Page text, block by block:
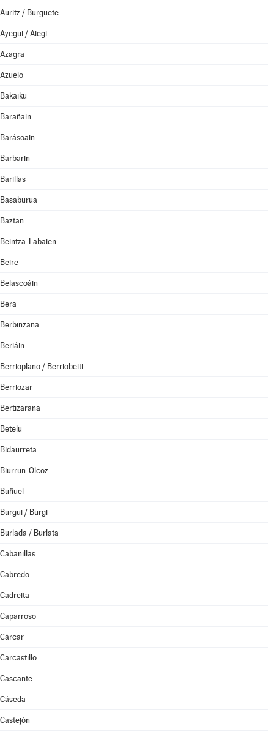
Auritz / Burguete
Ayegui / Aiegi
Azagra
Azuelo
Bakaiku
Barañain
Barásoain
Barbarin
Barillas
Basaburua
Baztan
Beintza-Labaien
Beire
Belascoáin
Bera
Berbinzana
Beriáin
Berrioplano / Berriobeiti
Berriozar
Bertizarana
Betelu
Bidaurreta
Biurrun-Olcoz
Buñuel
Burgui / Burgi
Burlada / Burlata
Cabanillas
Cabredo
Cadreita
Caparroso
Cárcar
Carcastillo
Cascante
Cáseda
Castejón